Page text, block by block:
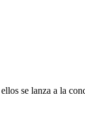
se lanza a la